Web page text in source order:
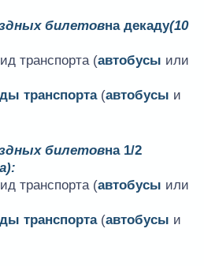
билетовна декаду(10
транспорта (автобусы или
транспорта(автобусы и
билетовна 1/2
транспорта (автобусы или
транспорта(автобусы и